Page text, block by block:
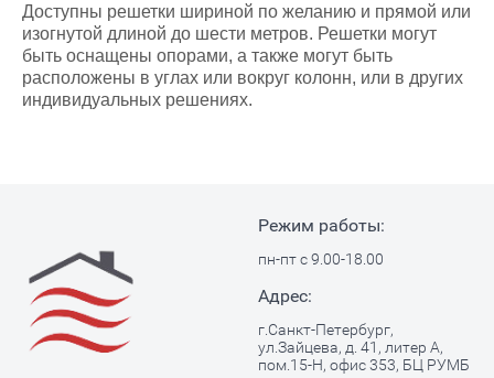
Доступны решетки шириной по желанию и прямой или
изогнутой длиной до шести метров. Решетки могут
быть оснащены опорами, а также могут быть
расположены в углах или вокруг колонн, или в других
индивидуальных решениях.
Режим работы:
пн-пт с 9.00-18.00
Адрес:
г.Санкт-Петербург,
ул.Зайцева, д. 41, литер А,
пом.15-Н, офис 353, БЦ РУМБ